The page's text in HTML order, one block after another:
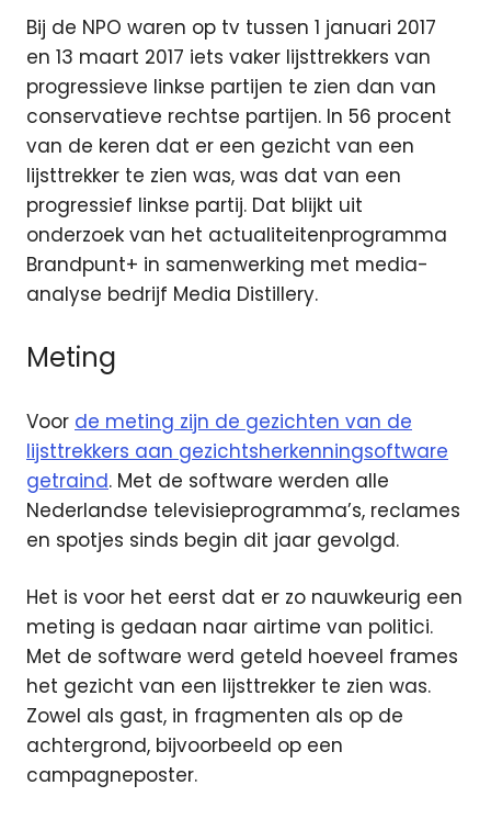
Bij de NPO waren op tv tussen 1 januari 2017
en 13 maart 2017 iets vaker lijsttrekkers van
progressieve linkse partijen te zien dan van
conservatieve rechtse partijen. In 56 procent
van de keren dat er een gezicht van een
lijsttrekker te zien was, was dat van een
progressief linkse partij. Dat blijkt uit
onderzoek van het actualiteitenprogramma
Brandpunt+ in samenwerking met media-
analyse bedrijf Media Distillery.
Meting
Voor de meting zijn de gezichten van de
lijsttrekkers aan gezichtsherkenningsoftware
getraind. Met de software werden alle
Nederlandse televisieprogramma’s, reclames
en spotjes sinds begin dit jaar gevolgd.
Het is voor het eerst dat er zo nauwkeurig een
meting is gedaan naar airtime van politici.
Met de software werd geteld hoeveel frames
het gezicht van een lijsttrekker te zien was.
Zowel als gast, in fragmenten als op de
achtergrond, bijvoorbeeld op een
campagneposter.